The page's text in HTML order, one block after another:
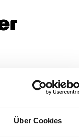
Über Cookies